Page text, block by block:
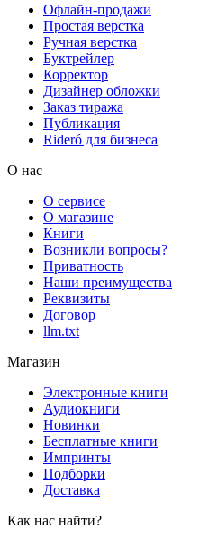
Офлайн-продажи
Простая верстка
Ручная верстка
Буктрейлер
Корректор
Дизайнер обложки
Заказ тиража
Публикация
Rideró для бизнеса
О нас
О сервисе
О магазине
Книги
Возникли вопросы?
Приватность
Наши преимущества
Реквизиты
Договор
llm.txt
Магазин
Электронные книги
Аудиокниги
Новинки
Бесплатные книги
Импринты
Подборки
Доставка
Как нас найти?